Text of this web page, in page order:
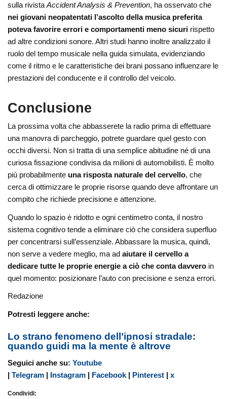
sulla rivistaAccident Analysis & Prevention, ha osservato che
nei giovani neopatentati l’ascolto della musica preferita
poteva favorire errori e comportamenti meno sicuri rispetto
ad altre condizioni sonore. Altri studi hanno inoltre analizzato il
ruolo del tempo musicale nella guida simulata, evidenziando
come il ritmo e le caratteristiche dei brani possano influenzare le
prestazioni del conducente e il controllo del veicolo.
Conclusione
La prossima volta che abbasserete la radio prima di effettuare
una manovra di parcheggio, potrete guardare quel gesto con
occhi diversi. Non si tratta di una semplice abitudine né di una
curiosa fissazione condivisa da milioni di automobilisti. È molto
più probabilmente una risposta naturale del cervello, che
cerca di ottimizzare le proprie risorse quando deve affrontare un
compito che richiede precisione e attenzione.
Quando lo spazio è ridotto e ogni centimetro conta, il nostro
sistema cognitivo tende a eliminare ciò che considera superfluo
per concentrarsi sull’essenziale. Abbassare la musica, quindi,
non serve a vedere meglio, ma adaiutare il cervello a
dedicare tutte le proprie energie a ciò che conta davvero in
quel momento: posizionare l’auto con precisione e senza errori.
Redazione
Potresti leggere anche:
Lo strano fenomeno dell’ipnosi stradale:
quando guidi ma la mente è altrove
Seguici anche su:Youtube
|Telegram | Instagram | Facebook | Pinterest |x
Condividi: